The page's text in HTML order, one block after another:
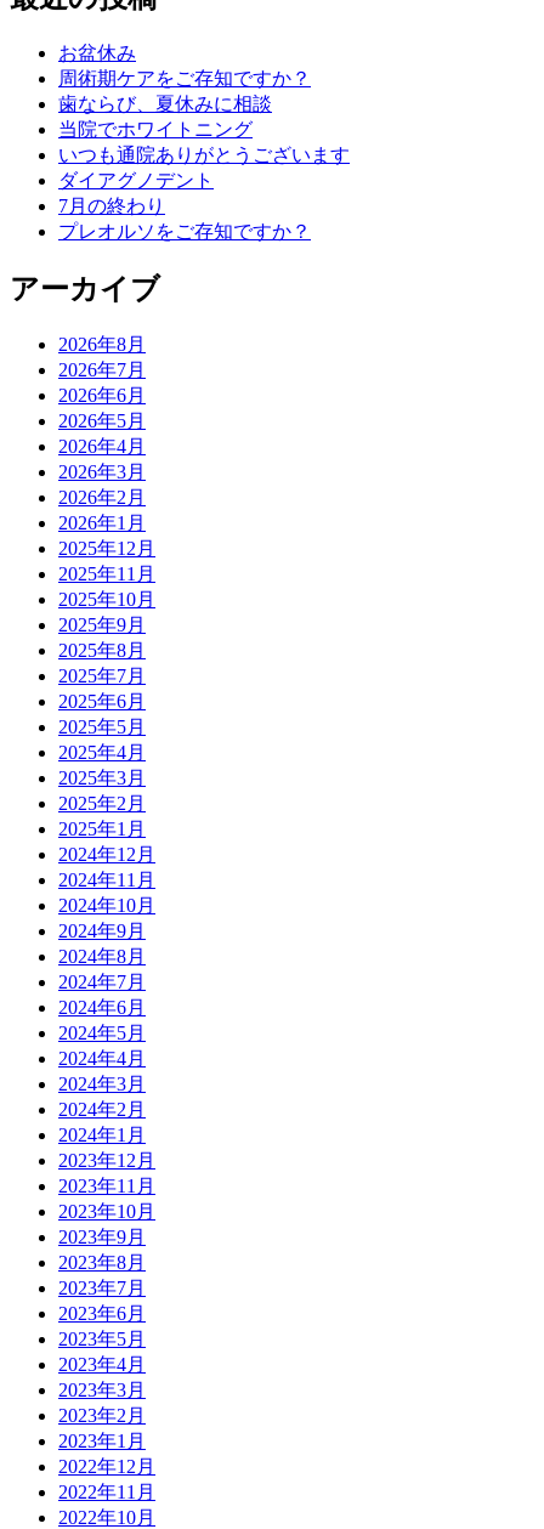
お盆休み
周術期ケアをご存知ですか？
歯ならび、夏休みに相談
当院でホワイトニング
いつも通院ありがとうございます
ダイアグノデント
7月の終わり
プレオルソをご存知ですか？
アーカイブ
2026年8月
2026年7月
2026年6月
2026年5月
2026年4月
2026年3月
2026年2月
2026年1月
2025年12月
2025年11月
2025年10月
2025年9月
2025年8月
2025年7月
2025年6月
2025年5月
2025年4月
2025年3月
2025年2月
2025年1月
2024年12月
2024年11月
2024年10月
2024年9月
2024年8月
2024年7月
2024年6月
2024年5月
2024年4月
2024年3月
2024年2月
2024年1月
2023年12月
2023年11月
2023年10月
2023年9月
2023年8月
2023年7月
2023年6月
2023年5月
2023年4月
2023年3月
2023年2月
2023年1月
2022年12月
2022年11月
2022年10月